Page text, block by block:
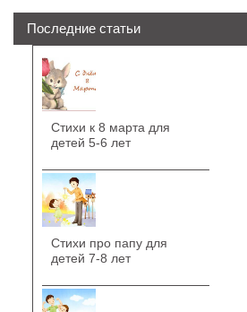
Последние статьи
Стихи к 8 марта для
детей 5-6 лет
Стихи про папу для
детей 7-8 лет